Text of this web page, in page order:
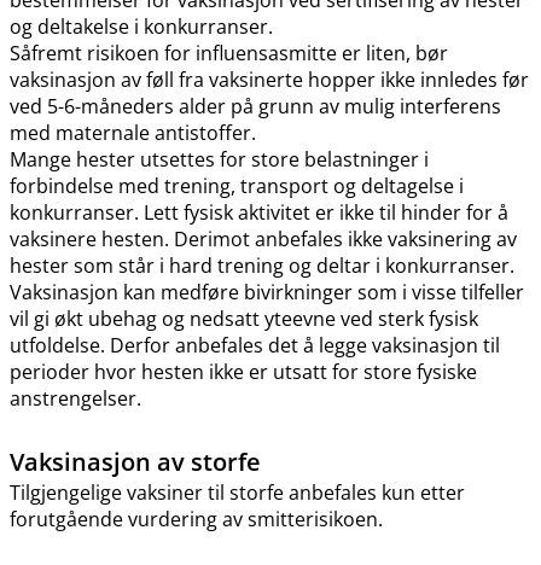
og deltakelse i konkurranser.
Såfremt risikoen for influensasmitte er liten, bør
vaksinasjon av føll fra vaksinerte hopper ikke innledes før
ved 5-6-måneders alder på grunn av mulig interferens
med maternale antistoffer.
Mange hester utsettes for store belastninger i
forbindelse med trening, transport og deltagelse i
konkurranser. Lett fysisk aktivitet er ikke til hinder for å
vaksinere hesten. Derimot anbefales ikke vaksinering av
hester som står i hard trening og deltar i konkurranser.
Vaksinasjon kan medføre bivirkninger som i visse tilfeller
vil gi økt ubehag og nedsatt yteevne ved sterk fysisk
utfoldelse. Derfor anbefales det å legge vaksinasjon til
perioder hvor hesten ikke er utsatt for store fysiske
anstrengelser.
Vaksinasjon av storfe
Tilgjengelige vaksiner til storfe anbefales kun etter
forutgående vurdering av smitterisikoen.